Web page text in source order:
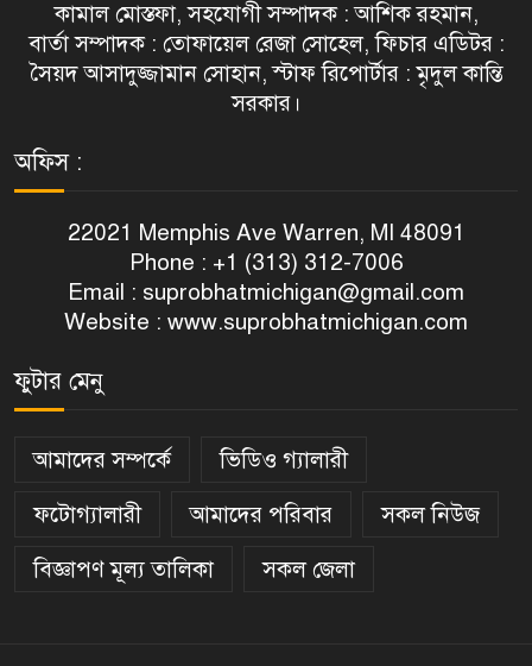
কামাল মোস্তফা, সহযোগী সম্পাদক : আশিক রহমান,
বার্তা সম্পাদক : তোফায়েল রেজা সোহেল, ফিচার এডিটর :
সৈয়দ আসাদুজ্জামান সোহান, স্টাফ রিপোর্টার : মৃদুল কান্তি
সরকার।
অফিস :
22021 Memphis Ave Warren, MI 48091
Phone : +1 (313) 312-7006
Email : suprobhatmichigan@gmail.com
Website : www.suprobhatmichigan.com
ফুটার মেনু
আমাদের সম্পর্কে
ভিডিও গ্যালারী
ফটোগ্যালারী
আমাদের পরিবার
সকল নিউজ
বিজ্ঞাপণ মূল্য তালিকা
সকল জেলা